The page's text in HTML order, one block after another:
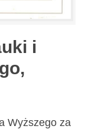
i
Wyższego za